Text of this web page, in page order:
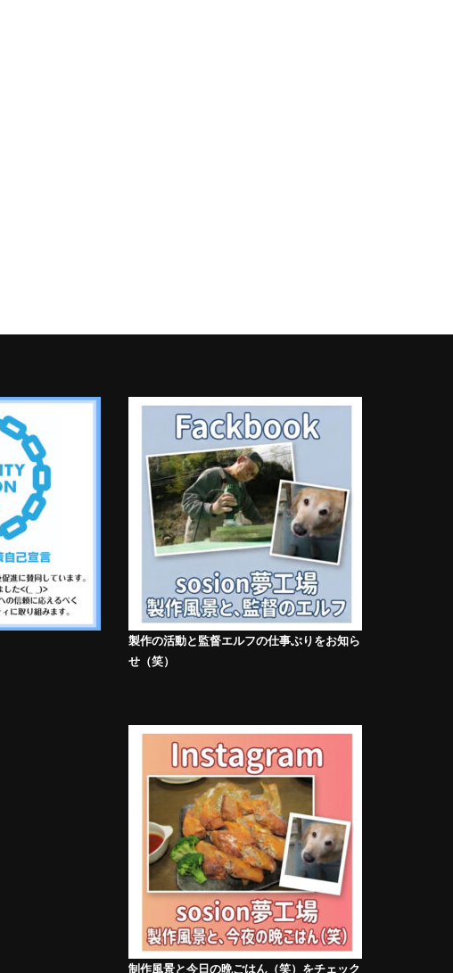
製作の活動と監督エルフの仕事ぶりをお知ら
せ（笑）
制作風景と今日の晩ごはん（笑）をチェック